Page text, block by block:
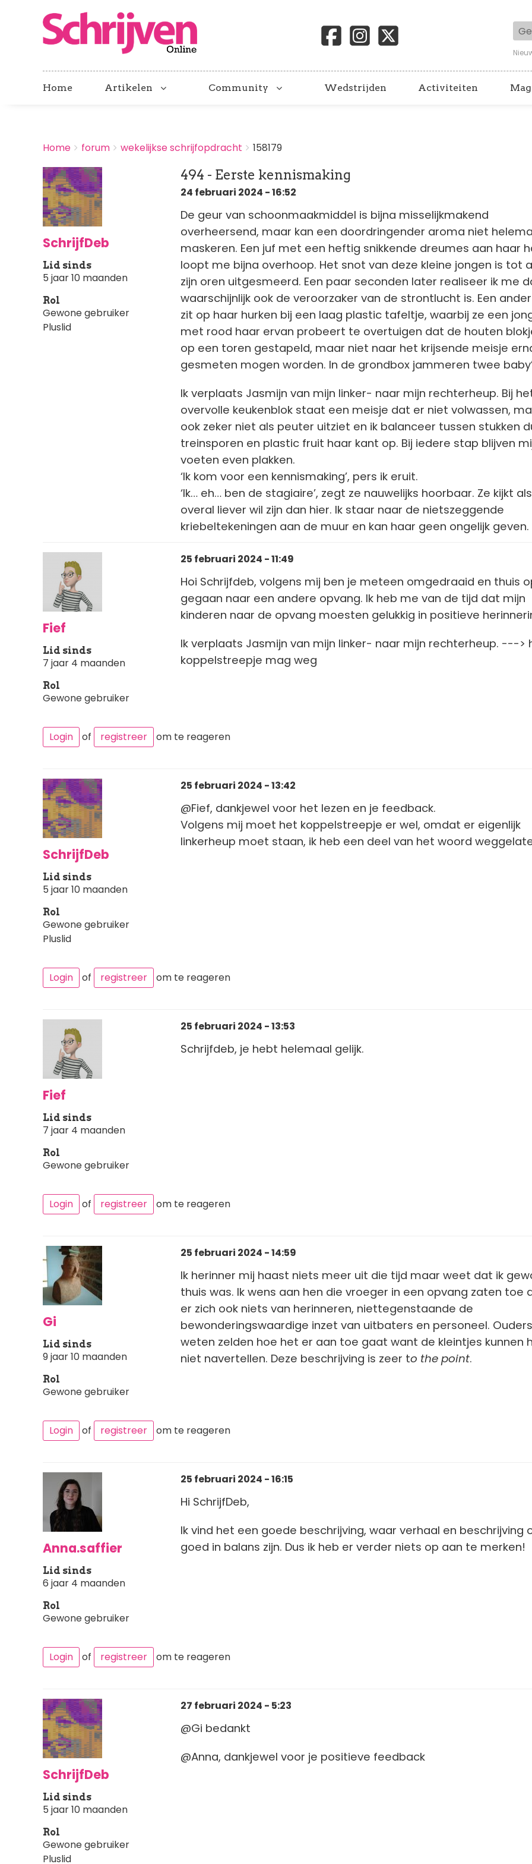
Home Artikelen Community Wedstrijden Activiteiten
BREADCRUMBS
You
here:
Home forum wekelijkse schrijfopdracht 158179
SchrijfDeb
Lid sinds
5 jaar 10 maanden
Rol
Gewone gebruiker
Pluslid
494 - Eerste kennismaking
24 februari 2024 - 16:52
De geur van schoonmaakmiddel is bijna misselijkmakend
overheersend, maar kan een doordringender aroma niet
maskeren. Een juf met een heftig snikkende dreumes aan haar
loopt me bijna overhoop. Het snot van deze kleine jongen is tot
zijn oren uitgesmeerd. Een paar seconden later realiseer ik me
waarschijnlijk ook de veroorzaker van de strontlucht is. Een
zit op haar hurken bij een laag plastic tafeltje, waarbij ze een
met rood haar ervan probeert te overtuigen dat de houten
op een toren gestapeld, maar niet naar het krijsende meisje
gesmeten mogen worden. In de grondbox jammeren twee
Ik verplaats Jasmijn van mijn linker- naar mijn rechterheup. Bij
overvolle keukenblok staat een meisje dat er niet volwassen,
ook zeker niet als peuter uitziet en ik balanceer tussen stukken
treinsporen en plastic fruit haar kant op. Bij iedere stap blijven
voeten even plakken.
‘Ik kom voor een kennismaking’, pers ik eruit.
‘Ik… eh… ben de stagiaire’, zegt ze nauwelijks hoorbaar. Ze kijkt
overal liever wil zijn dan hier. Ik staar naar de nietszeggende
kriebeltekeningen aan de muur en kan haar geen ongelijk geven.
Fief
Lid sinds
7 jaar 4 maanden
Rol
Gewone gebruiker
25 februari 2024 - 11:49
Hoi Schrijfdeb, volgens mij ben je meteen omgedraaid en thuis
gegaan naar een andere opvang. Ik heb me van de tijd dat mijn
kinderen naar de opvang moesten gelukkig in positieve
Ik verplaats Jasmijn van mijn linker- naar mijn rechterheup. --->
koppelstreepje mag weg
Login of registreer om te reageren
SchrijfDeb
Lid sinds
5 jaar 10 maanden
Rol
Gewone gebruiker
Pluslid
25 februari 2024 - 13:42
@Fief, dankjewel voor het lezen en je feedback.
Volgens mij moet het koppelstreepje er wel, omdat er eigenlijk
linkerheup moet staan, ik heb een deel van het woord
Login of registreer om te reageren
Fief
Lid sinds
7 jaar 4 maanden
Rol
Gewone gebruiker
25 februari 2024 - 13:53
Schrijfdeb, je hebt helemaal gelijk.
Login of registreer om te reageren
Gi
Lid sinds
9 jaar 10 maanden
Rol
Gewone gebruiker
25 februari 2024 - 14:59
Ik herinner mij haast niets meer uit die tijd maar weet dat ik
thuis was. Ik wens aan hen die vroeger in een opvang zaten toe
er zich ook niets van herinneren, niettegenstaande de
bewonderingswaardige inzet van uitbaters en personeel. Ouders
weten zelden hoe het er aan toe gaat want de kleintjes kunnen
niet navertellen. Deze beschrijving is zeer to the point.
Login of registreer om te reageren
Anna.saffier
Lid sinds
6 jaar 4 maanden
Rol
Gewone gebruiker
25 februari 2024 - 16:15
Hi SchrijfDeb,
Ik vind het een goede beschrijving, waar verhaal en beschrijving
goed in balans zijn. Dus ik heb er verder niets op aan te merken!
Login of registreer om te reageren
SchrijfDeb
Lid sinds
5 jaar 10 maanden
Rol
Gewone gebruiker
Pluslid
27 februari 2024 - 5:23
@Gi bedankt
@Anna, dankjewel voor je positieve feedback